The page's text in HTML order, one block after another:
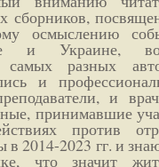
сборников,
осмыслению
и Украине,
самых разных
и
и
принимавшие
против
в 2014-2023 гг. и
что значит